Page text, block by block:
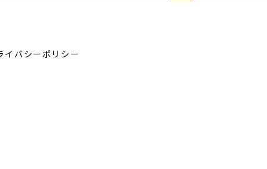
イバシーポリシー